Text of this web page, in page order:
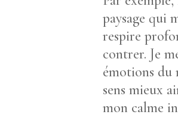
paysage qui
respire
contrer. Je
émotions du
sens mieux
mon calme